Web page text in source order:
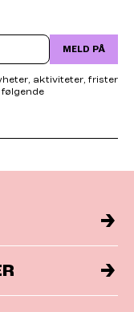
MELD PÅ
aktiviteter, frister
følgende